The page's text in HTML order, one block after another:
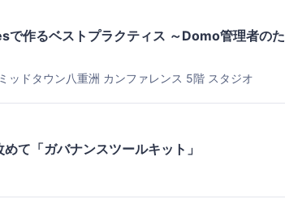
作るベストプラクティス ～Domo管理者のた
ッドタウン八重洲 カンファレンス 5階 スタジオ
て「ガバナンスツールキット」